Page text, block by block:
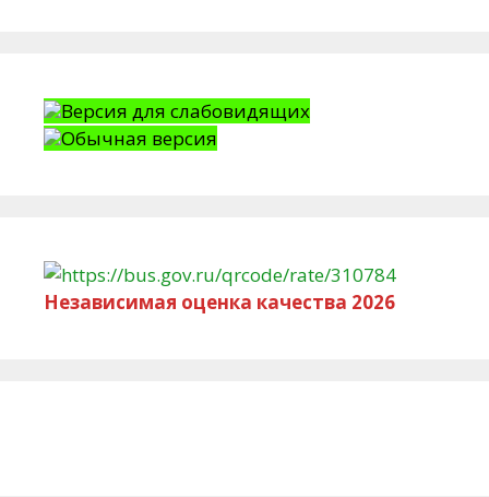
Версия для слабовидящих
Обычная версия
Независимая оценка качества 2026